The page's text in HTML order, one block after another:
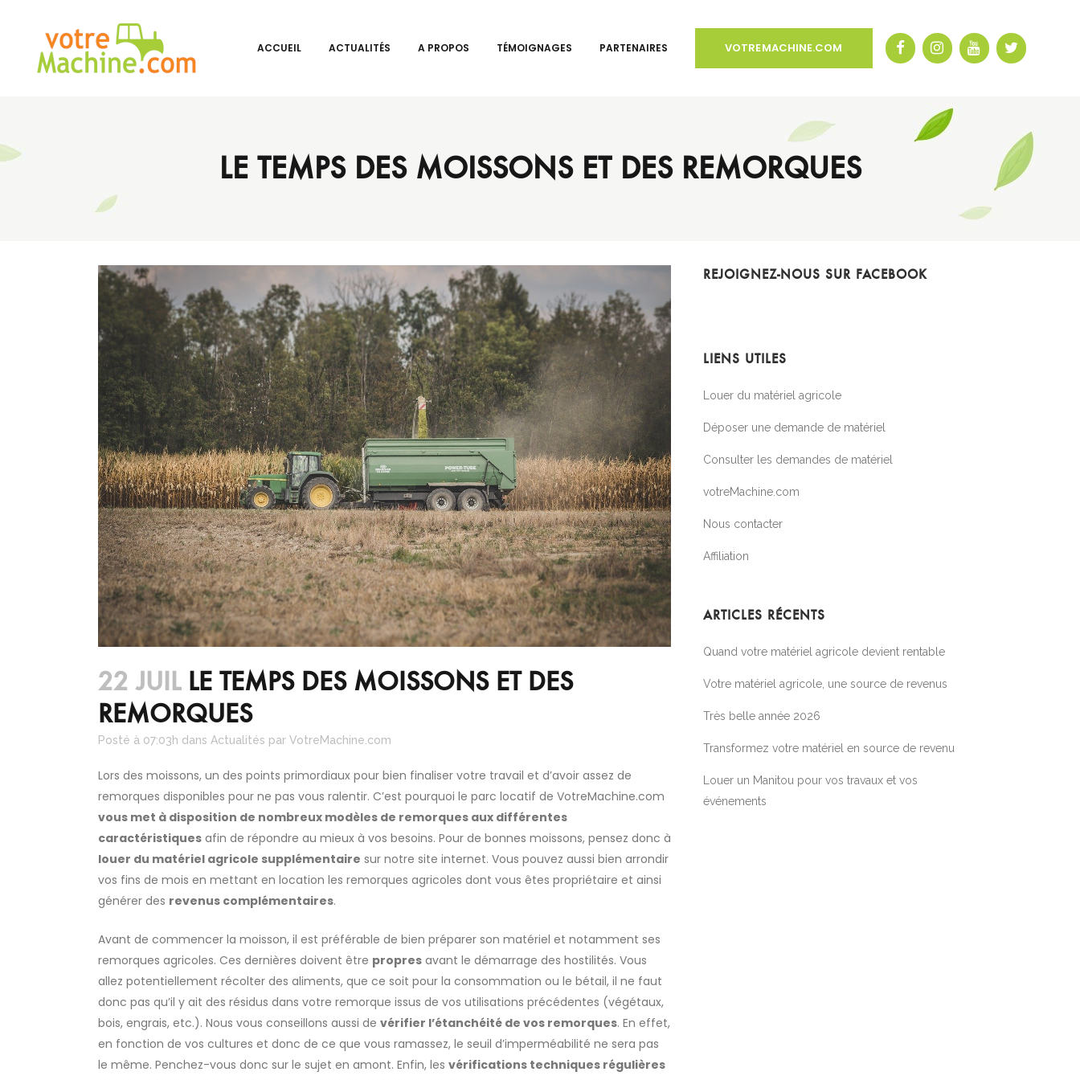
VOTREMACHINE.COM
ACCUEIL ACTUALITÉS A PROPOS TÉMOIGNAGES PARTENAIRES
LE TEMPS DES MOISSONS ET DES REMORQUES
22 JUILLE TEMPS DES MOISSONS ET DES
REMORQUES
Posté à 07:03h dans Actualités par VotreMachine.com
Lors des moissons, un des points primordiaux pour bien finaliser votre travail et d’avoir assez de
remorques disponibles pour ne pas vous ralentir. C’est pourquoi le parc locatif de VotreMachine.com
vous met à disposition de nombreux modèles de remorques aux différentes
caractéristiques afin de répondre au mieux à vos besoins. Pour de bonnes moissons, pensez donc à
louer du matériel agricole supplémentaire sur notre site internet. Vous pouvez aussi bien arrondir
vos fins de mois en mettant en location les remorques agricoles dont vous êtes propriétaire et ainsi
générer des revenus complémentaires.
Avant de commencer la moisson, il est préférable de bien préparer son matériel et notamment ses
remorques agricoles. Ces dernières doivent être propres avant le démarrage des hostilités. Vous
allez potentiellement récolter des aliments, que ce soit pour la consommation ou le bétail, il ne faut
donc pas qu’il y ait des résidus dans votre remorque issus de vos utilisations précédentes (végétaux,
bois, engrais, etc.). Nous vous conseillons aussi de vérifier l’étanchéité de vos remorques. En effet,
en fonction de vos cultures et donc de ce que vous ramassez, le seuil d’imperméabilité ne sera pas
le même. Penchez-vous donc sur le sujet en amont. Enfin, les vérifications techniques régulières
REJOIGNEZ-NOUS SUR FACEBOOK
LIENS UTILES
Louer du matériel agricole
Déposer une demande de matériel
Consulter les demandes de matériel
votreMachine.com
Nous contacter
Affiliation
ARTICLES RÉCENTS
Quand votre matériel agricole devient rentable
Votre matériel agricole, une source de revenus
Très belle année 2026
Transformez votre matériel en source de revenu
Louer un Manitou pour vos travaux et vos
événements